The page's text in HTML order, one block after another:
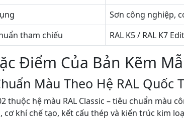
Sơn công nghiệp,
tham chiếu
RAL K5 / RAL K7
Điểm Của Bản Kẽm
Màu Theo Hệ RAL Quốc
thuộc hệ màu RAL Classic – tiêu chuẩn màu
cơ khí chế tạo, kết cấu thép và kiến trúc kim